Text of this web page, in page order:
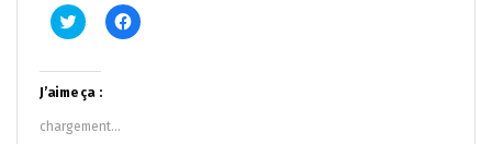
Cliquez
pour
Twitter(ouvre
dans
une
nouvelle
fenêtre)
Cliquez
pour
J’aime ça :
chargement…